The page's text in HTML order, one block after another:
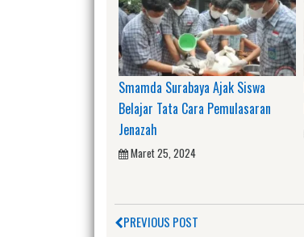
Smamda Surabaya Ajak Siswa
Belajar Tata Cara Pemulasaran
Jenazah
Maret 25, 2024
PREVIOUS POST